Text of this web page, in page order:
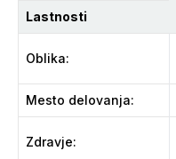
Lastnosti
Oblika:
Mesto delovanja:
Zdravje: